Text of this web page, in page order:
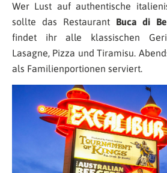
Wer Lust auf authentische
sollte das Restaurant Buca di
findet ihr alle klassischen
Lasagne, Pizza und Tiramisu.
als Familienportionen serviert.